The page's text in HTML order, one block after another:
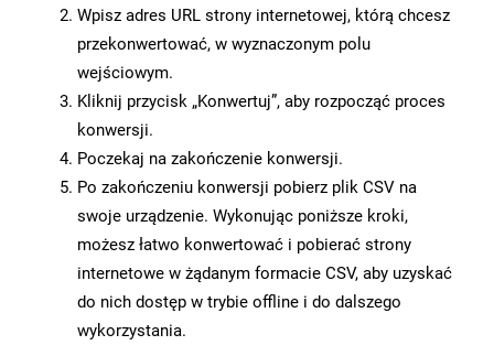
Wpisz adres URL strony internetowej, którą chcesz
przekonwertować, w wyznaczonym polu
wejściowym.
Kliknij przycisk „Konwertuj”, aby rozpocząć proces
konwersji.
Poczekaj na zakończenie konwersji.
Po zakończeniu konwersji pobierz plik CSV na
swoje urządzenie. Wykonując poniższe kroki,
możesz łatwo konwertować i pobierać strony
internetowe w żądanym formacie CSV, aby uzyskać
do nich dostęp w trybie offline i do dalszego
wykorzystania.